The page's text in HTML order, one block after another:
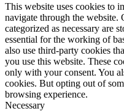
This website uses cookies to
navigate through the website.
categorized as necessary are
essential for the working of
also use third-party cookies
you use this website. These
only with your consent. You
cookies. But opting out of
browsing experience.
Necessary